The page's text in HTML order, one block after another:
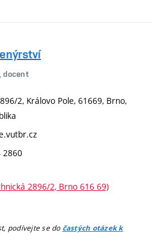
docent
2, Královo Pole, 61669, Brno,
2860
2896/2, Brno 616 69)
podívejte se do častých otázek k